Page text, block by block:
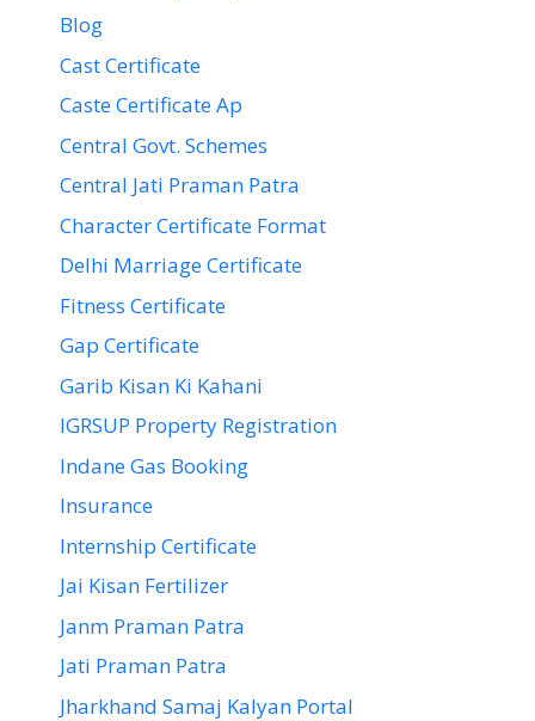
Blog
Cast Certificate
Caste Certificate Ap
Central Govt. Schemes
Central Jati Praman Patra
Character Certificate Format
Delhi Marriage Certificate
Fitness Certificate
Gap Certificate
Garib Kisan Ki Kahani
IGRSUP Property Registration
Indane Gas Booking
Insurance
Internship Certificate
Jai Kisan Fertilizer
Janm Praman Patra
Jati Praman Patra
Jharkhand Samaj Kalyan Portal